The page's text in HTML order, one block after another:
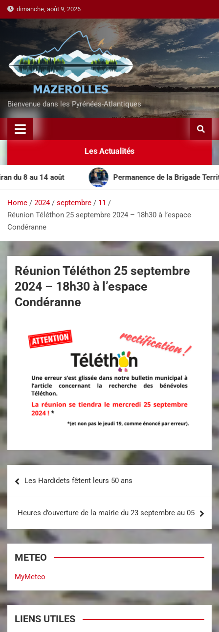
dimanche, août 9, 2026
Bienvenue dans les Pyrénées-Atlantiques
Les Actualités
8 au 14 août Permanence de la Brigade
Home 2024 septembre
11
Réunion Téléthon 25 septembre 2024 – 18h30 à l’espace
Condéranne
Réunion Téléthon 25 septembre
2024 – 18h30 à l’espace
Condéranne
Les Hardidets fêtent leurs 50 ans
Heures d’ouverture de la mairie du 23 septembre au 05
METEO
MyMeteo
LIENS UTILES